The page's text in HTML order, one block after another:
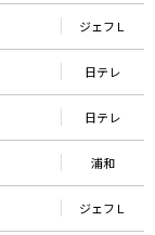
ジェフＬ
日テレ
日テレ
浦和
ジェフＬ